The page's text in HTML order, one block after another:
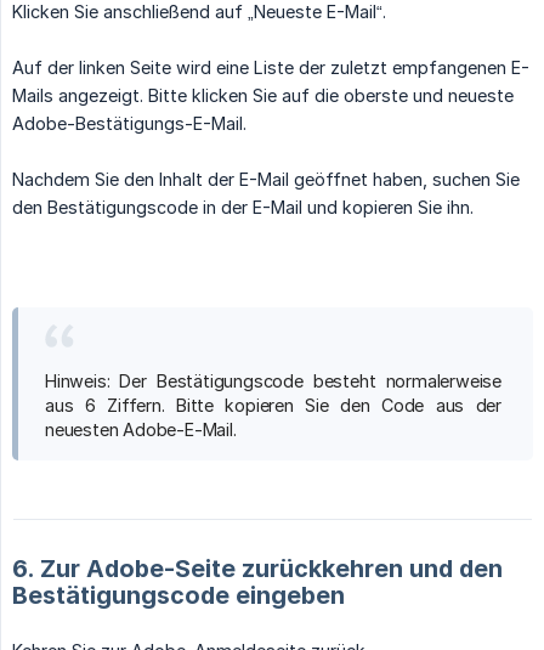
Klicken Sie anschließend auf „Neueste E-Mail“.
Auf der linken Seite wird eine Liste der zuletzt empfangenen E-
Mails angezeigt. Bitte klicken Sie auf die oberste und neueste
Adobe-Bestätigungs-E-Mail.
Nachdem Sie den Inhalt der E-Mail geöffnet haben, suchen Sie
den Bestätigungscode in der E-Mail und kopieren Sie ihn.
Hinweis: Der Bestätigungscode besteht normalerweise
aus 6 Ziffern. Bitte kopieren Sie den Code aus der
neuesten Adobe-E-Mail.
6. Zur Adobe-Seite zurückkehren und den
Bestätigungscode eingeben